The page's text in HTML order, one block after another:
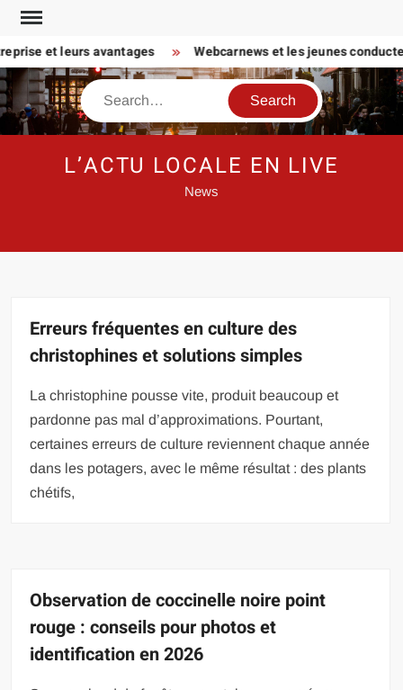
Skip
contentet leurs avantages Webcarnews et les jeunes
Search
L’ACTU LOCALE EN LIVE
News
Erreurs fréquentes en culture des
christophines et solutions simples
La christophine pousse vite, produit beaucoup et
pardonne pas mal d’approximations. Pourtant,
certaines erreurs de culture reviennent chaque année
dans les potagers, avec le même résultat : des plants
chétifs,
Observation de coccinelle noire point
rouge : conseils pour photos et
identification en 2026